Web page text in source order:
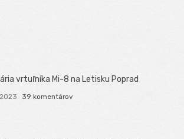
vrtuľníka Mi-8 na Letisku Poprad
39 komentárov